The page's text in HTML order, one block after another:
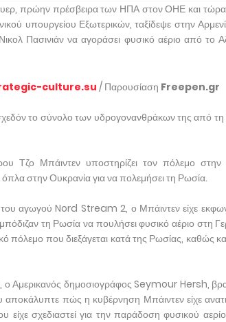
πρώην πρέσβειρα των ΗΠΑ στον ΟΗΕ και τώρα
υπουργείου Εξωτερικών, ταξίδεψε στην
Πασινιάν να αγοράσει φυσικό αέριο από το
culture.su / Παρουσίαση Freepen.gr
το σύνολο των υδρογονανθράκων της από
Τζο Μπάιντεν υποστηρίζει τον πόλεμο στην
στην Ουκρανία για να πολεμήσει τη Ρωσία.
αγωγού Nord Stream 2, ο Μπάιντεν είχε
τη Ρωσία να πουλήσει φυσικό αέριο στη
πόλεμο που διεξάγεται κατά της Ρωσίας, καθώς
Αμερικανός δημοσιογράφος Seymour Hersh,
πώς η κυβέρνηση Μπάιντεν είχε
σχεδιαστεί για την παράδοση φυσικού